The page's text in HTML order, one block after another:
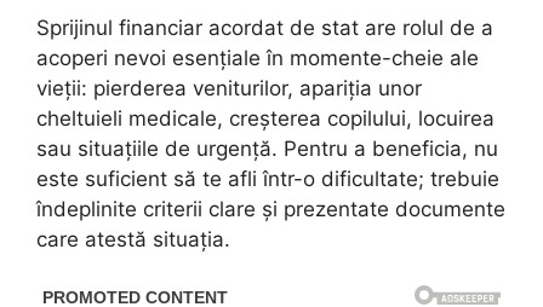
Sprijinul financiar acordat de stat are rolul de a
acoperi nevoi esențiale în momente-cheie ale
vieții: pierderea veniturilor, apariția unor
cheltuieli medicale, creșterea copilului, locuirea
sau situațiile de urgență. Pentru a beneficia, nu
este suficient să te afli într-o dificultate; trebuie
îndeplinite criterii clare și prezentate documente
care atestă situația.